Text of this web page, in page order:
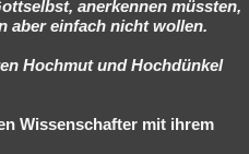
anerkennen müssten,
aber einfach nicht wollen.
Hochmut und Hochdünkel
Wissenschafter mit ihrem